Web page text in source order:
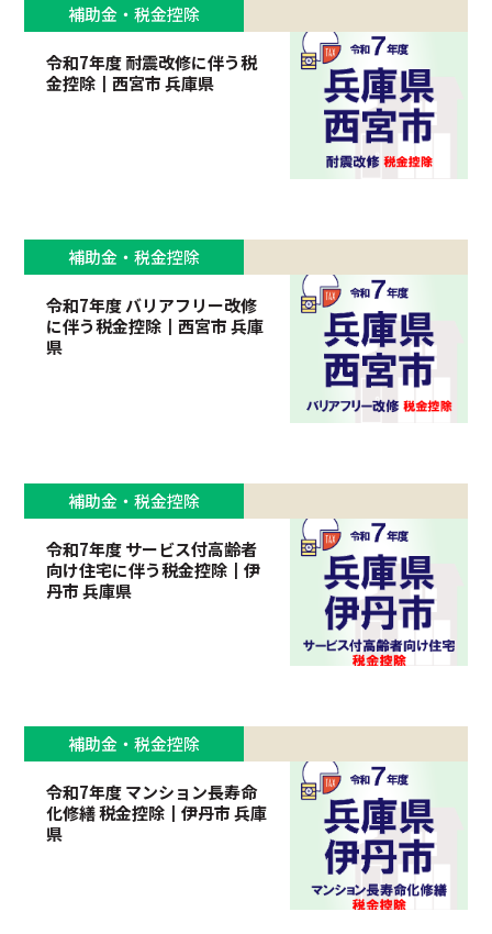
補助金・税金控除
令和7年度 耐震改修に伴う税
金控除┃西宮市 兵庫県
補助金・税金控除
令和7年度 バリアフリー改修
に伴う税金控除┃西宮市 兵庫
県
補助金・税金控除
令和7年度 サービス付高齢者
向け住宅に伴う税金控除┃伊
丹市 兵庫県
補助金・税金控除
令和7年度 マンション長寿命
化修繕 税金控除┃伊丹市 兵庫
県